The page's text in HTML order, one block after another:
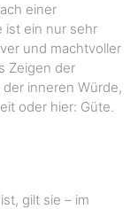
einer
ist ein nur sehr
und machtvoller
Zeigen der
inneren Würde,
oder hier: Güte.
gilt sie – im